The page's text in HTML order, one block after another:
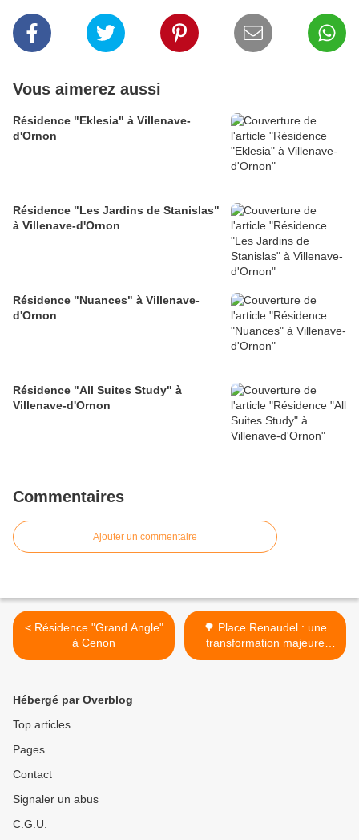
Vous aimerez aussi
Résidence "Eklesia" à Villenave-
d'Ornon
Résidence "Les Jardins de Stanislas"
à Villenave-d'Ornon
Résidence "Nuances" à Villenave-
d'Ornon
Résidence "All Suites Study" à
Villenave-d'Ornon
Commentaires
Ajouter un commentaire
< Résidence "Grand Angle"
à Cenon
🌳 Place Renaudel : une
transformation majeure
pour un quartier plus vert et
Hébergé par Overblog
Top articles
Pages
Contact
Signaler un abus
C.G.U.